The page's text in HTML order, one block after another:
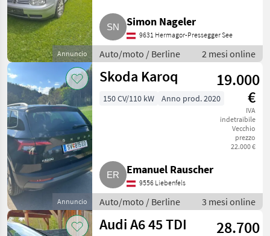
Annuncio
Simon Nageler
9631 Hermagor-Pressegger See
Auto/moto / Berline 2 mesi online
Annuncio
Skoda Karoq
19.000
€
IVA
indetraibile
Vecchio
prezzo
22.000 €
150 CV/110 kW Anno prod. 2020
Emanuel Rauscher
9556 Liebenfels
Auto/moto / Berline 3 mesi online
Audi A6 45 TDI
28.700